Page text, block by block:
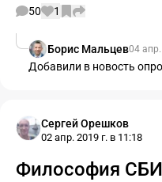
50 1
Борис Мальцев04
Добавили в новость
Сергей Орешков
02 апр. 2019 г. в 11:18
Философия